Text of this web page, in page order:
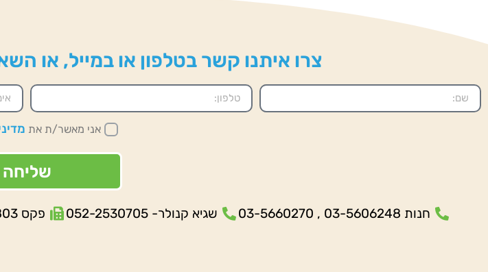
צרו איתנו קשר בטלפון או במייל, או
אני מאשר/ת את
שליחה
חנות 03-5606248 , 03-5660270 שגיא קנולר- 052-2530705 פקס 03-5609803